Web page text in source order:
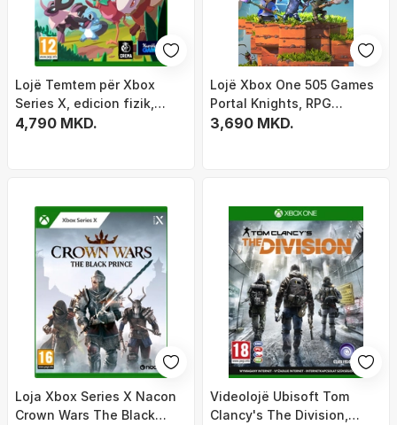
Lojë Temtem për Xbox
Series X, edicion fizik,
multijugador,
4,790 MKD.
Lojë Xbox One 505 Games
Portal Knights, RPG
sandbox, multiplayer
3,690 MKD.
Loja Xbox Series X Nacon
Crown Wars The Black
Videolojë Ubisoft Tom
Clancy's The Division,